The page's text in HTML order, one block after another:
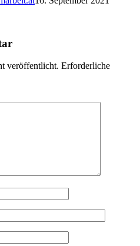
veröffentlicht. Erforderliche